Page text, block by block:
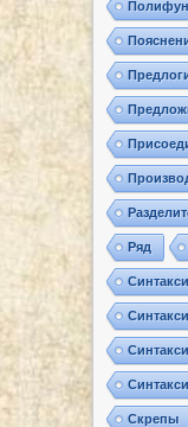
Ряд
Скрепы